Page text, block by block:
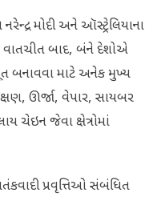
મોદી અને ઑસ્ટ્રેલિયાના
વાતચીત બાદ, બંને દેશોએ
બનાવવા માટે અનેક મુખ્ય
ઊર્જા, વેપાર, સાયબર
ચેઇન જેવા ક્ષેત્રોમાં
પ્રવૃત્તિઓ સંબંધિત